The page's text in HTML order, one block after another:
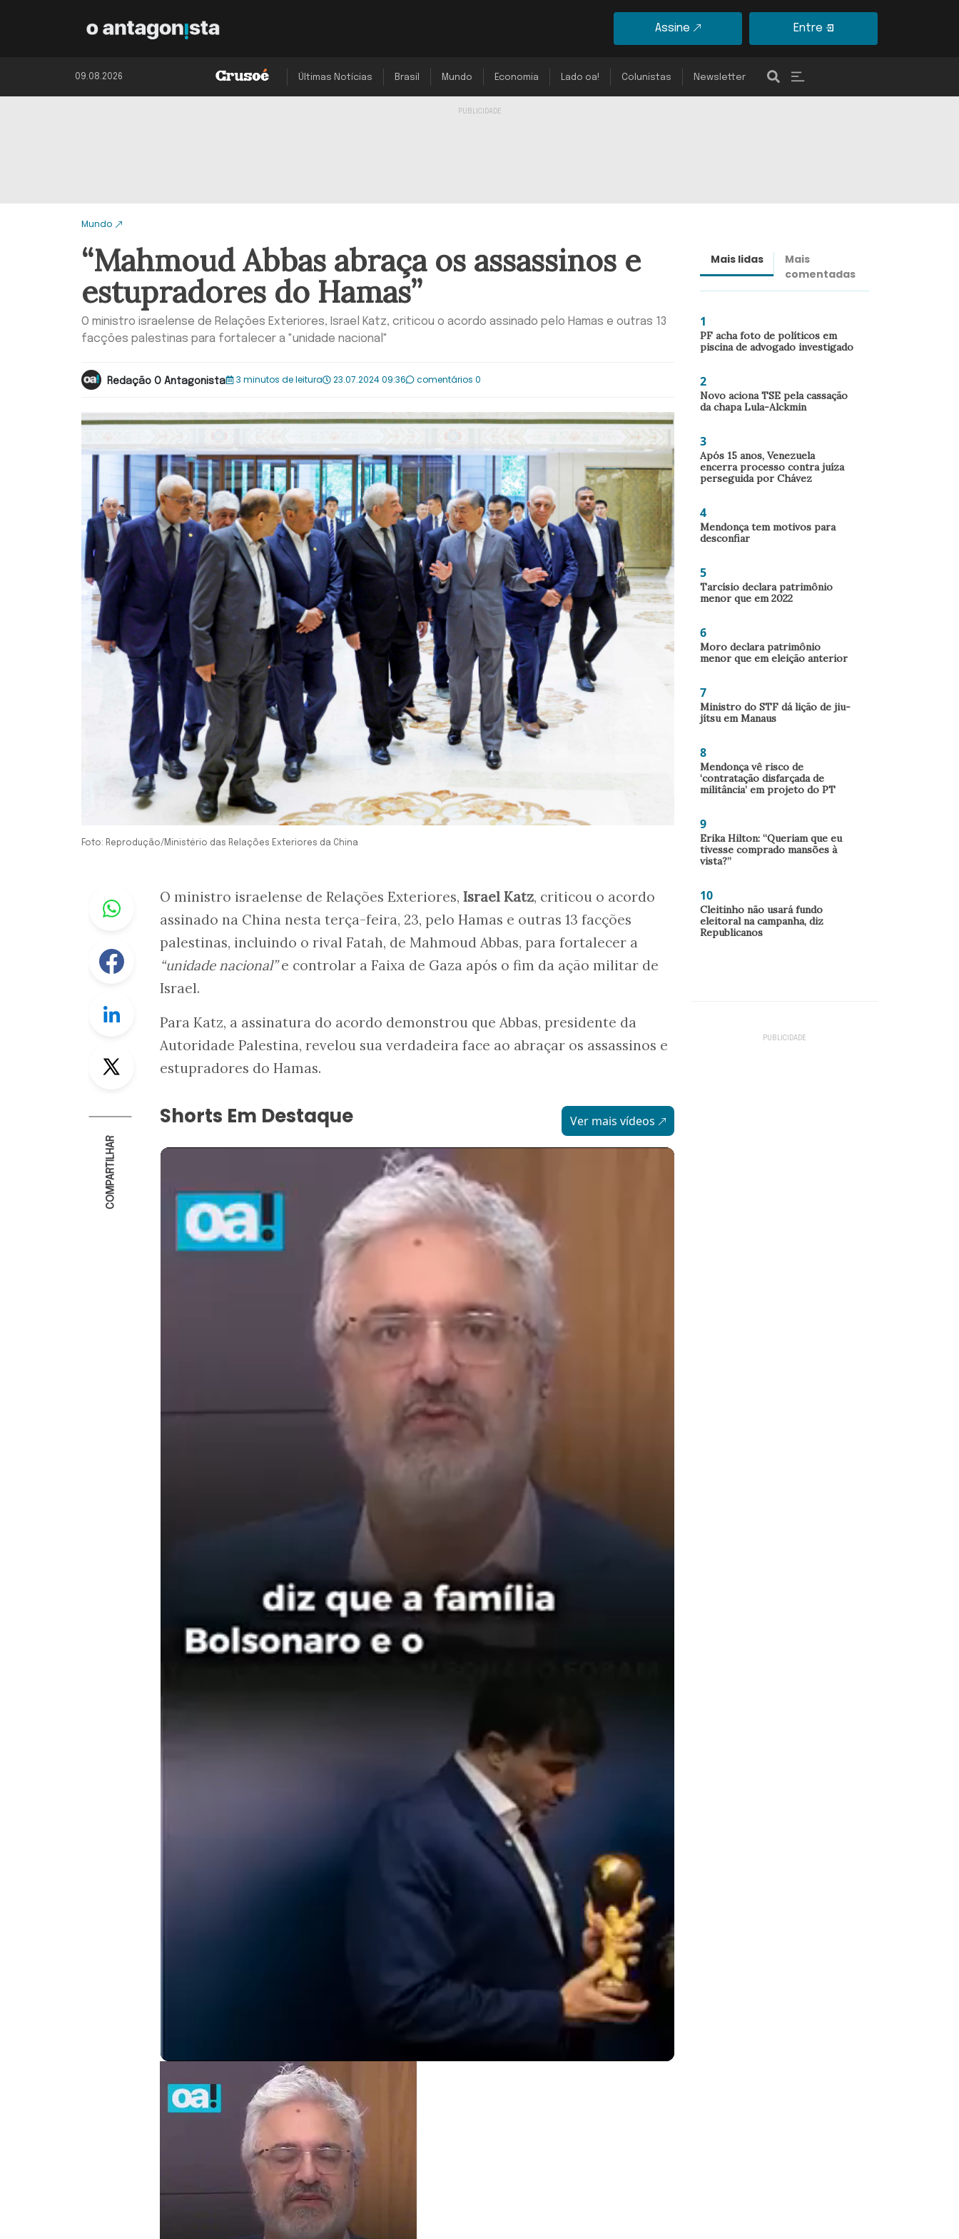
Assine Entre
09.08.2026 Últimas Notícias Brasil Mundo Economia Lado oa! Colunistas Newsletter
Mundo
“Mahmoud Abbas abraça os assassinos e
estupradores do Hamas”
O ministro israelense de Relações Exteriores, Israel Katz, criticou o acordo assinado pelo Hamas e outras 13
facções palestinas para fortalecer a "unidade nacional"
Redação O Antagonista 3 minutos de leitura 23.07.2024 09:36 comentários 0
Foto: Reprodução/Ministério das Relações Exteriores da China
Whastapp
Facebook
Twitter
COMPARTILHAR
O ministro israelense de Relações Exteriores, Israel Katz, criticou o acordo
assinado na China nesta terça-feira, 23, pelo Hamas e outras 13 facções
palestinas, incluindo o rival Fatah, de Mahmoud Abbas, para fortalecer a
“unidade nacional”e controlar a Faixa de Gaza após o fim da ação militar de
Israel.
Para Katz, a assinatura do acordo demonstrou que Abbas, presidente da
Autoridade Palestina, revelou sua verdadeira face ao abraçar os assassinos e
estupradores do Hamas.
Shorts Em Destaque Ver mais vídeos
Mais lidas
Mais
comentadas
1
PF acha foto de políticos em
piscina de advogado investigado
2
Novo aciona TSE pela cassação
da chapa Lula-Alckmin
3
Após 15 anos, Venezuela
encerra processo contra juíza
perseguida por Chávez
4
Mendonça tem motivos para
desconfiar
5
Tarcísio declara patrimônio
menor que em 2022
6
Moro declara patrimônio
menor que em eleição anterior
7
Ministro do STF dá lição de jiu-
jítsu em Manaus
8
Mendonça vê risco de
‘contratação disfarçada de
militância’ em projeto do PT
9
Erika Hilton: “Queriam que eu
tivesse comprado mansões à
vista?”
10
Cleitinho não usará fundo
eleitoral na campanha, diz
Republicanos